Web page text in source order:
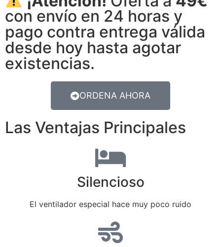
con envío en 24 horas y
pago contra entrega válida
desde hoy hasta agotar
existencias.
ORDENA AHORA
Las Ventajas Principales
Silencioso
El ventilador especial hace muy poco ruido